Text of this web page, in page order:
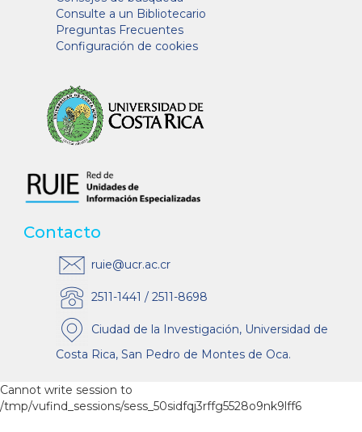
Consulte a un Bibliotecario
Preguntas Frecuentes
Configuración de cookies
Contacto
ruie@ucr.ac.cr
2511-1441 / 2511-8698
Ciudad de la Investigación, Universidad de
Costa Rica, San Pedro de Montes de Oca.
Cannot write session to
/tmp/vufind_sessions/sess_50sidfqj3rffg5528o9nk9lff6